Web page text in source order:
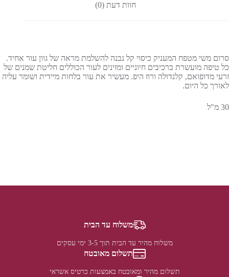
חוות דעת (0)
סרום משי מטפח המעניק כיסוי קל נבנה להשלמת מראה של גוון עור אחיד.
כל טיפה מועשרת ברכיבים חיוניים ומזינים לעור הכוללים חליטת שמנים של
זרעי מדופואם, קלנדולה ורוז היפ. מעשיר את עור בלחות מיידית ושומר עליה
לאורך כל היום.
30 מ"ל
משלוח עד הבית
משלוח מהיר עד הבית תוך 3-5 ימי עסקים
תשלום מאובטח
תשלום מהיר ומאובטח באמצעות כרטיס אשראי